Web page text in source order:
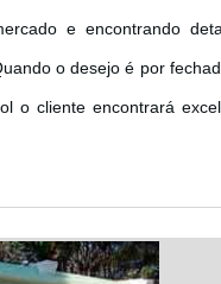
e encontrando
o desejo é por
o cliente encontrará
SOBRE AS